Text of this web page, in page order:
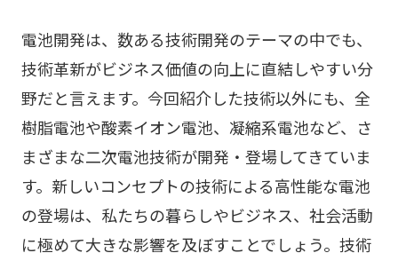
電池開発は、数ある技術開発のテーマの中でも、
技術革新がビジネス価値の向上に直結しやすい分
野だと言えます。今回紹介した技術以外にも、全
樹脂電池や酸素イオン電池、凝縮系電池など、さ
まざまな二次電池技術が開発・登場してきていま
す。新しいコンセプトの技術による高性能な電池
の登場は、私たちの暮らしやビジネス、社会活動
に極めて大きな影響を及ぼすことでしょう。技術